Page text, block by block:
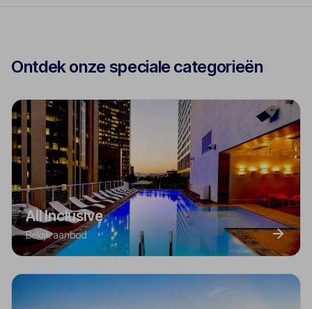
Ontdek onze speciale categorieën
All Inclusive
Bekijk aanbod